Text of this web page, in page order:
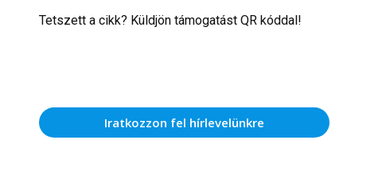
Tetszett a cikk? Küldjön támogatást QR kóddal!
Iratkozzon fel hírlevelünkre